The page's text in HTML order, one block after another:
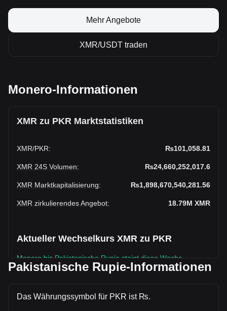
Mehr Angebote
XMR/USDT traden
Monero-Informationen
XMR zu PKR Marktstatistiken
XMR/PKR: ₨101,058.81
XMR 24S Volumen: ₨24,660,252,017.6
XMR Marktkapitalisierung: ₨1,898,670,540,281.56
XMR zirkulierendes Angebot: 18.79M XMR
Aktueller Wechselkurs XMR zu PKR
Monero bis Pakistanische Rupie steigt diese Woche.
Der aktuelle Marktkurs von Monerobeträgt ₨101,058.81
von₨1,898,670,540,281.56 PKR auf Grundlage eines
Pakistanische Rupie-Informationen
Das Währungssymbol für PKR ist ₨.